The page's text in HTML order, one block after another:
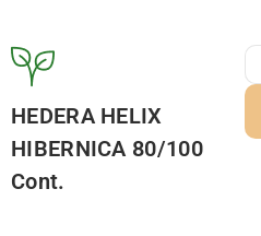
HEDERA HELIX
HIBERNICA 80/100
Cont.